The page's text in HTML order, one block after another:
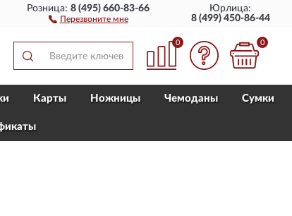
ДОСТАВИМ ПО ВСЕЙ РОССИИ
Розница:8 (495) 660-83-66
Перезвоните мне
Юрлица:
8 (499) 450-86-44
0 0
Карты Ножницы Чемоданы Сумки